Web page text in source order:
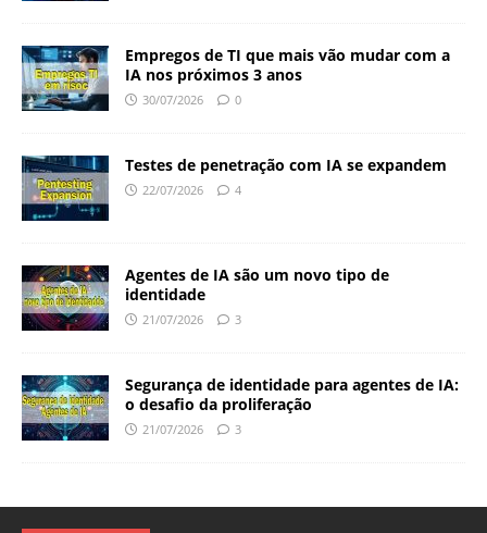
Empregos de TI que mais vão mudar com a
IA nos próximos 3 anos
30/07/2026 0
Testes de penetração com IA se expandem
22/07/2026 4
Agentes de IA são um novo tipo de
identidade
21/07/2026 3
Segurança de identidade para agentes de IA:
o desafio da proliferação
21/07/2026 3